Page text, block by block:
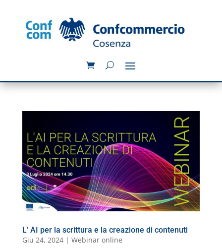
L’ AI per la scrittura e la creazione di contenuti
Giu 24, 2024| Webinar online